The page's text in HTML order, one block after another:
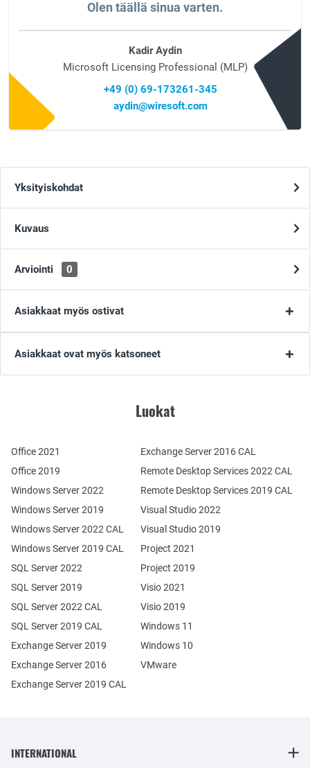
Olen täällä sinua varten.
Kadir Aydin
Microsoft Licensing Professional (MLP)
+49 (0) 69-173261-345
aydin@wiresoft.com
Yksityiskohdat
Kuvaus
Arviointi 0
Asiakkaat myös ostivat
Asiakkaat ovat myös katsoneet
Luokat
Office 2021
Office 2019
Windows Server 2022
Windows Server 2019
Exchange Server 2019
Exchange Server 2016
SQL Server 2022
SQL Server 2019
Windows Server 2022 CAL
Windows Server 2019 CAL
SQL Server 2022 CAL
SQL Server 2019 CAL
Remote Desktop Services 2022 CAL
Remote Desktop Services 2019 CAL
Exchange Server 2019 CAL
Exchange Server 2016 CAL
Visual Studio 2022
Visual Studio 2019
Project 2021
Project 2019
Visio 2021
Visio 2019
Windows 11
Windows 10
VMware
INTERNATIONAL